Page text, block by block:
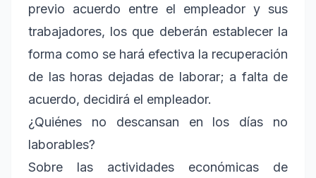
previo acuerdo entre el empleador y sus
trabajadores, los que deberán establecer la
forma como se hará efectiva la recuperación
de las horas dejadas de laborar; a falta de
acuerdo, decidirá el empleador.
¿Quiénes no descansan en los días no
laborables?
Sobre las actividades económicas de